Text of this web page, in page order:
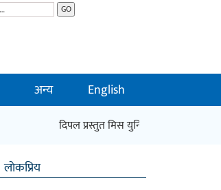
GO
अन्य English
दिपल प्रस्तुत मिस युनिभर्स नेपाल २०२६ को
लाेकप्रिय